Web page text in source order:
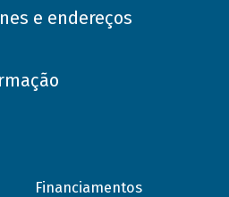
e endereços
Financiamentos